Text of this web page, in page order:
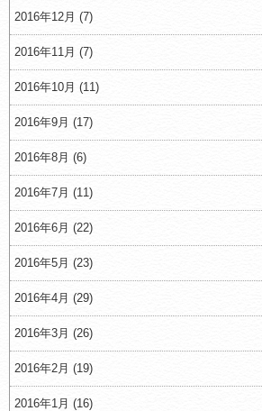
2016年12月 (7)
2016年11月 (7)
2016年10月 (11)
2016年9月 (17)
2016年8月 (6)
2016年7月 (11)
2016年6月 (22)
2016年5月 (23)
2016年4月 (29)
2016年3月 (26)
2016年2月 (19)
2016年1月 (16)